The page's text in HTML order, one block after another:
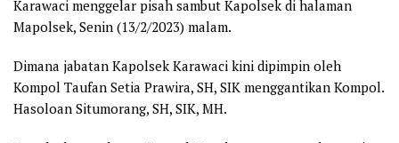
Karawaci menggelar pisah sambut Kapolsek di halaman
Mapolsek, Senin (13/2/2023) malam.
Dimana jabatan Kapolsek Karawaci kini dipimpin oleh
Kompol Taufan Setia Prawira, SH, SIK menggantikan Kompol.
Hasoloan Situmorang, SH, SIK, MH.